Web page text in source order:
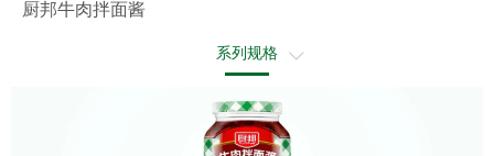
厨邦牛肉拌面酱
系列规格
酱炒辣椒肉